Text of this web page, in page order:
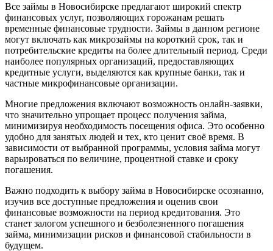
Все займы в Новосибирске предлагают широкий спектр
финансовых услуг, позволяющих горожанам решать
временные финансовые трудности. Займы в данном регионе
могут включать как микрозаймы на короткий срок, так и
потребительские кредиты на более длительный период. Среди
наиболее популярных организаций, предоставляющих
кредитные услуги, выделяются как крупные банки, так и
частные микрофинансовые организации.
Многие предложения включают возможность онлайн-заявки,
что значительно упрощает процесс получения займа,
минимизируя необходимость посещения офиса. Это особенно
удобно для занятых людей и тех, кто ценит своё время. В
зависимости от выбранной программы, условия займа могут
варьироваться по величине, процентной ставке и сроку
погашения.
Важно подходить к выбору займа в Новосибирске осознанно,
изучив все доступные предложения и оценив свои
финансовые возможности на период кредитования. Это
станет залогом успешного и безболезненного погашения
займа, минимизации рисков и финансовой стабильности в
будущем.